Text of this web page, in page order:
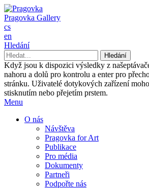
Pragovka Gallery
cs
en
Hledání
Když jsou k dispozici výsledky z
nahoru a dolů pro kontrolu a enter pro
stránku. Uživatelé dotykových zařízení
stisknutím nebo přejetím prstem.
Menu
O nás
Návštěva
Pragovka for Art
Publikace
Pro média
Dokumenty
Partneři
Podpořte nás